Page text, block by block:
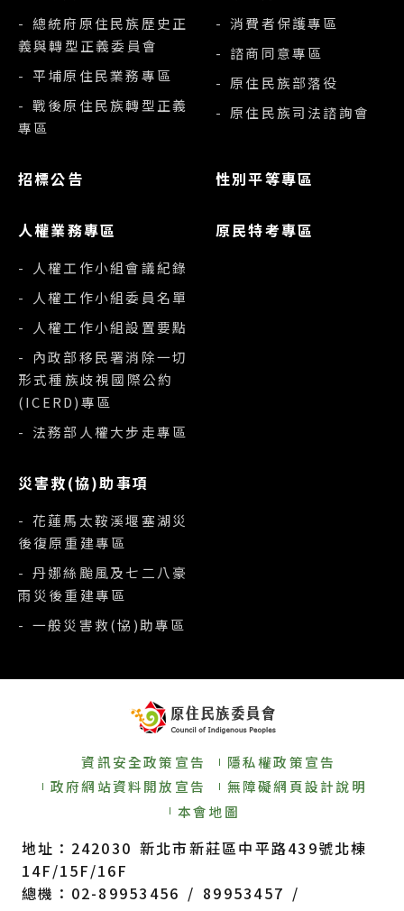
- 總統府原住民族歷史正
義與轉型正義委員會
- 平埔原住民業務專區
- 戰後原住民族轉型正義
專區
- 消費者保護專區
- 諮商同意專區
- 原住民族部落役
- 原住民族司法諮詢會
招標公告 性別平等專區
人權業務專區
- 人權工作小組會議紀錄
- 人權工作小組委員名單
- 人權工作小組設置要點
- 內政部移民署消除一切
形式種族歧視國際公約
(ICERD)專區
- 法務部人權大步走專區
原民特考專區
災害救(協)助事項
- 花蓮馬太鞍溪堰塞湖災
後復原重建專區
- 丹娜絲颱風及七二八豪
雨災後重建專區
- 一般災害救(協)助專區
資訊安全政策宣告
隱私權政策宣告
政府網站資料開放宣告
無障礙網頁設計說明
本會地圖
地址：242030 新北市新莊區中平路439號北棟
14F/15F/16F
總機：02-89953456 / 89953457 /